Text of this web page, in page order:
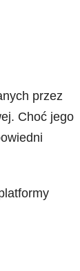
przez
Choć jego